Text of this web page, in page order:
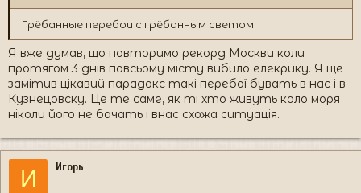
Грёбанные перебои с грёбанным светом.
Я вже думав, що повторимо рекорд Москви коли
протягом 3 днів повсьому місту вибило елекрику. Я ще
замітив цікавий парадокс такі перебої бувать в нас і в
Кузнецовску. Це те саме, як ті хто живуть коло моря
ніколи його не бачать і внас схожа ситуація.
И Игорь